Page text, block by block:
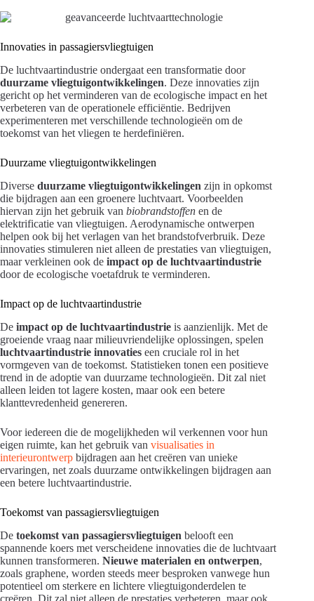
Innovaties in passagiersvliegtuigen
De luchtvaartindustrie ondergaat een transformatie door
duurzame vliegtuigontwikkelingen. Deze innovaties zijn
gericht op het verminderen van de ecologische impact en het
verbeteren van de operationele efficiëntie. Bedrijven
experimenteren met verschillende technologieën om de
toekomst van het vliegen te herdefiniëren.
Duurzame vliegtuigontwikkelingen
Diverse duurzame vliegtuigontwikkelingen zijn in opkomst
die bijdragen aan een groenere luchtvaart. Voorbeelden
hiervan zijn het gebruik van biobrandstoffen en de
elektrificatie van vliegtuigen. Aerodynamische ontwerpen
helpen ook bij het verlagen van het brandstofverbruik. Deze
innovaties stimuleren niet alleen de prestaties van vliegtuigen,
maar verkleinen ook de impact op de luchtvaartindustrie
door de ecologische voetafdruk te verminderen.
Impact op de luchtvaartindustrie
De impact op de luchtvaartindustrie is aanzienlijk. Met de
groeiende vraag naar milieuvriendelijke oplossingen, spelen
luchtvaartindustrie innovaties een cruciale rol in het
vormgeven van de toekomst. Statistieken tonen een positieve
trend in de adoptie van duurzame technologieën. Dit zal niet
alleen leiden tot lagere kosten, maar ook een betere
klanttevredenheid genereren.
Voor iedereen die de mogelijkheden wil verkennen voor hun
eigen ruimte, kan het gebruik van visualisaties in
interieurontwerp bijdragen aan het creëren van unieke
ervaringen, net zoals duurzame ontwikkelingen bijdragen aan
een betere luchtvaartindustrie.
Toekomst van passagiersvliegtuigen
De toekomst van passagiersvliegtuigen belooft een
spannende koers met verscheidene innovaties die de luchtvaart
kunnen transformeren. Nieuwe materialen en ontwerpen,
zoals graphene, worden steeds meer besproken vanwege hun
potentieel om sterkere en lichtere vliegtuigonderdelen te
creëren. Dit zal niet alleen de prestaties verbeteren, maar ook